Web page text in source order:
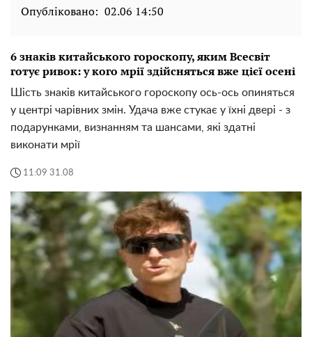
Опубліковано: 02.06 14:50
6 знаків китайського гороскопу, яким Всесвіт
готує ривок: у кого мрії здійсняться вже цієї осені
Шість знаків китайського гороскопу ось-ось опиняться
у центрі чарівних змін. Удача вже стукає у їхні двері - з
подарунками, визнанням та шансами, які здатні
виконати мрії
11:09 31.08